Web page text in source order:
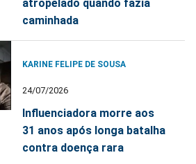
atropelado quando fazia
caminhada
KARINE FELIPE DE SOUSA
24/07/2026
Influenciadora morre aos
31 anos após longa batalha
contra doença rara